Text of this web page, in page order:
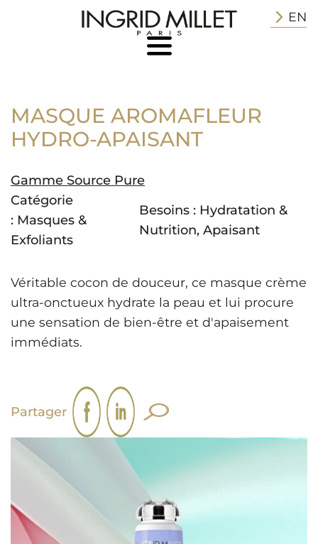
EN
MASQUE AROMAFLEUR
HYDRO-APAISANT
Gamme Source Pure
Catégorie
: Masques &
Exfoliants
Besoins : Hydratation &
Nutrition, Apaisant
Véritable cocon de douceur, ce masque crème
ultra-onctueux hydrate la peau et lui procure
une sensation de bien-être et d'apaisement
immédiats.
Partager